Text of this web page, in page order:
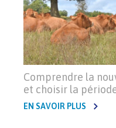
Comprendre la
et choisir la
EN SAVOIR PLUS